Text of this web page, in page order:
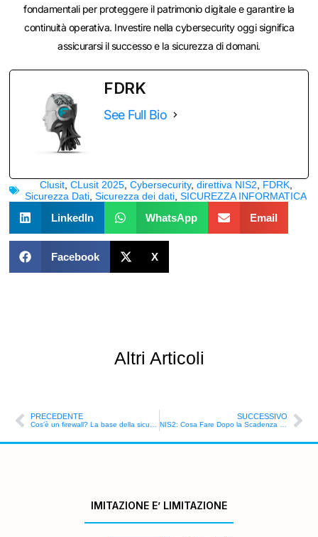
fondamentali per proteggere il patrimonio digitale e garantire la
continuità operativa. Investire nella cybersecurity oggi significa
assicurarsi il successo e la sicurezza di domani.
FDRK
See Full Bio
Clusit, CLusit 2025, Cybersecurity, direttiva NIS2 FDRK,
Sicurezza Dati Sicurezza dei dati SICUREZZA INFORMATICA
LinkedIn WhatsApp Email
Facebook X
Altri Articoli
PRECEDENTE SUCCESSIVO
IMITAZIONE E’ LIMITAZIONE